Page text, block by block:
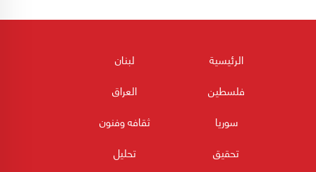
الرئيسية
لبنان
فلسطين
العراق
سوريا
ثقافه وفنون
تحقيق
تحليل